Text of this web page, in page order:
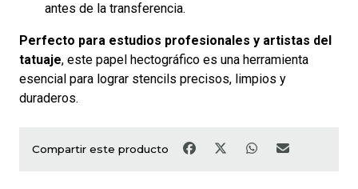
antes de la transferencia.
Perfecto para estudios profesionales y artistas del
tatuaje, este papel hectográfico es una herramienta
esencial para lograr stencils precisos, limpios y
duraderos.
Compartir este producto